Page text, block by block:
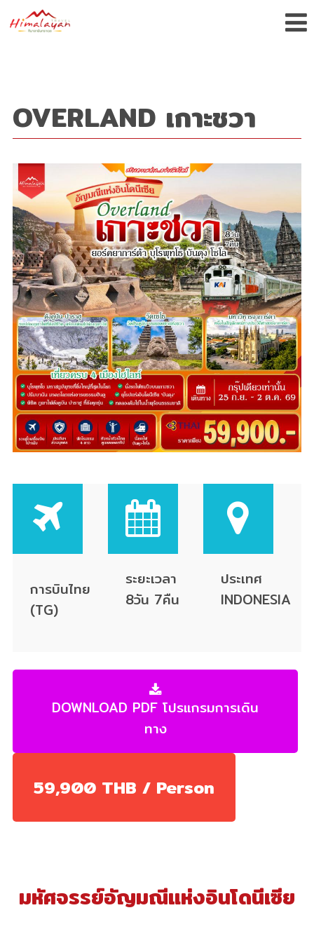
OVERLAND เกาะชวา
การบินไทย
(TG)
ระยะเวลา
8วัน 7คืน
ประเทศ
INDONESIA
DOWNLOAD PDF โปรแกรมการเดิน
ทาง
59,900 THB / Person
มหัศจรรย์อัญมณีแห่งอินโดนีเซีย